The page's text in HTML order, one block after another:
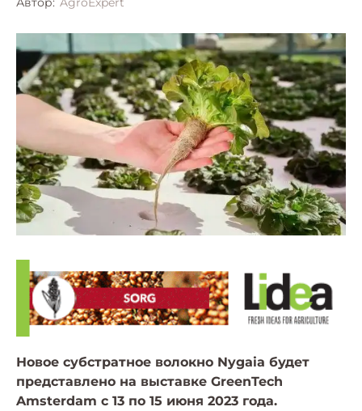
Новое субстратное волокно Nygaia будет
представлено на выставке GreenTech
Amsterdam с 13 по 15 июня 2023 года.